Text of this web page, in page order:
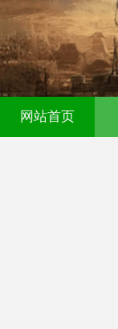
网站首页